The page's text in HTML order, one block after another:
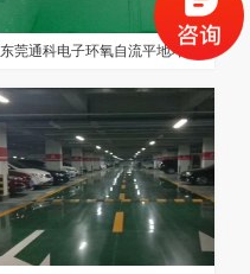
东莞通科电子环氧自流平地坪漆